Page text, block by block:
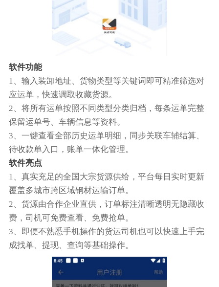
软件功能
1、输入装卸地址、货物类型等关键词即可精准筛选对
应运单，快速调取收藏货源。
2、将所有运单按照不同类型分类归档，每条运单完整
保留运单号、车辆信息等资料。
3、一键查看全部历史运单明细，同步关联车辅结算、
待收款单入口，账单一体化管理。
软件亮点
1、真实充足的全国大宗货源供给，平台每日实时更新
覆盖多城市跨区域钢材运输订单。
2、货源由合作企业直供，订单标注清晰透明无隐藏收
费，司机可免费查看、免费抢单。
3、即便不熟悉手机操作的货运司机也可以快速上手完
成找单、提现、查询等基础操作。